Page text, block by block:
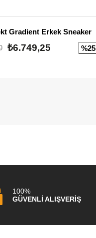
Gradient Erkek Sneaker
₺6.749,25 %25
100%
GÜVENLİ ALIŞVERİŞ